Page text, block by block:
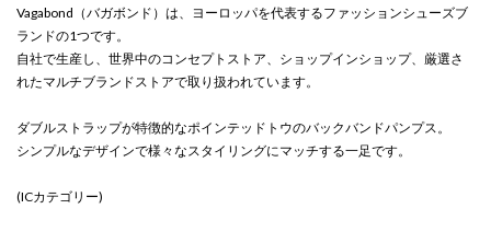
Vagabond（バガボンド）は、ヨーロッパを代表するファッションシューズブ
ランドの1つです。
自社で生産し、世界中のコンセプトストア、ショップインショップ、厳選さ
れたマルチブランドストアで取り扱われています。
ダブルストラップが特徴的なポインテッドトウのバックバンドパンプス。
シンプルなデザインで様々なスタイリングにマッチする一足です。
(ICカテゴリー)